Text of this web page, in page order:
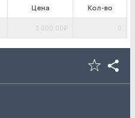
Цена Кол-во
3 000 ,00₽ 0